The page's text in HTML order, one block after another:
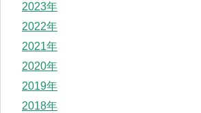
2023年
2022年
2021年
2020年
2019年
2018年